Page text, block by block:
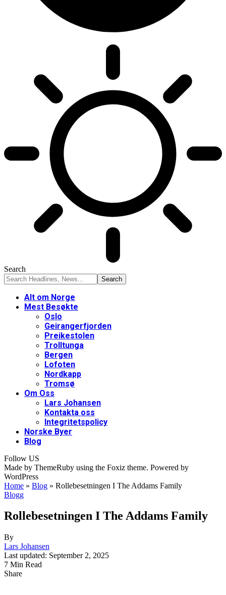
Search
Alt om Norge
Mest Besøkte
Oslo
Geirangerfjorden
Preikestolen
Trolltunga
Bergen
Lofoten
Nordkapp
Tromsø
Om Oss
Lars Johansen
Kontakta oss
Integritetspolicy
Norske Byer
Blog
Follow US
Made by ThemeRuby using the Foxiz theme. Powered by
WordPress
Home » Blog » Rollebesetningen I The Addams Family
Blogg
Rollebesetningen I The Addams Family
By
Lars Johansen
Last updated: September 2, 2025
7 Min Read
Share